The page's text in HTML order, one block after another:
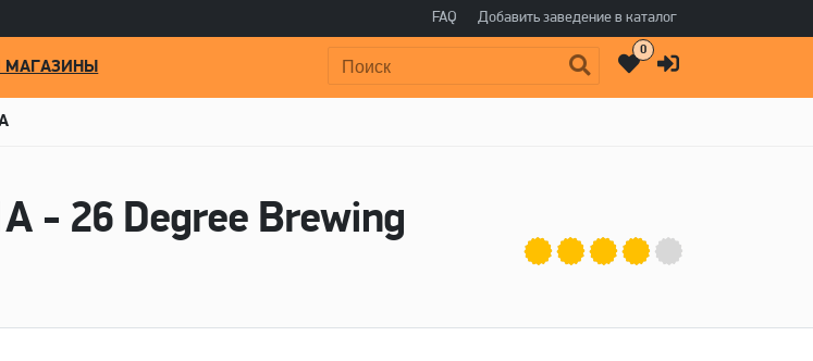
FAQ Добавить заведение в каталог
Поиск:
МАГАЗИНЫ
0
- 26 Degree Brewing